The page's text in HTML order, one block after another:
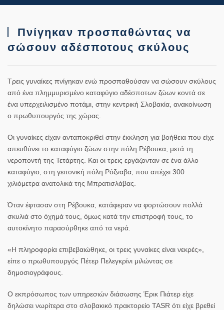
Πνίγηκαν προσπαθώντας να
σώσουν αδέσποτους σκύλους
Τρεις γυναίκες πνίγηκαν ενώ προσπαθούσαν να σώσουν σκύλους
από ένα πλημμυρισμένο καταφύγιο αδέσποτων ζώων κοντά σε
ένα υπερχειλισμένο ποτάμι, στην κεντρική Σλοβακία , ανακοίνωση
ο πρωθυπουργός της χώρας.
Οι γυναίκες είχαν ανταποκριθεί στην έκκληση για βοήθεια που είχε
απευθύνει το καταφύγιο ζώων στην πόλη Ρέβουκα, μετά τη
νεροποντή της Τετάρτης. Και οι τρεις εργάζονταν σε ένα άλλο
καταφύγιο, στη γειτονική πόλη Ρόζναβα, που απέχει 300
χιλιόμετρα ανατολικά της Μπρατισλάβας.
Όταν έφτασαν στη Ρέβουκα, κατάφεραν να φορτώσουν πολλά
σκυλιά στο όχημά τους, όμως κατά την επιστροφή τους, το
αυτοκίνητο παρασύρθηκε από τα νερά.
«Η πληροφορία επιβεβαιώθηκε, οι τρεις γυναίκες είναι νεκρές»,
είπε ο πρωθυπουργός Πέτερ Πελεγκρίνι μιλώντας σε
δημοσιογράφους.
Ο εκπρόσωπος των υπηρεσιών διάσωσης Έρικ Πιάτερ είχε
δηλώσει νωρίτερα στο σλοβακικό πρακτορείο TASR ότι είχε βρεθεί